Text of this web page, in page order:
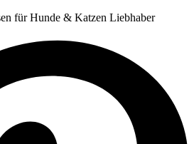
für Hunde & Katzen Liebhaber